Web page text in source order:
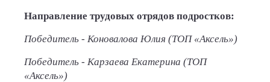
Направление трудовых отрядов подростков:
Победитель - Коновалова Юлия (ТОП «Аксель»)
Победитель - Карзаева Екатерина (ТОП
«Аксель»)